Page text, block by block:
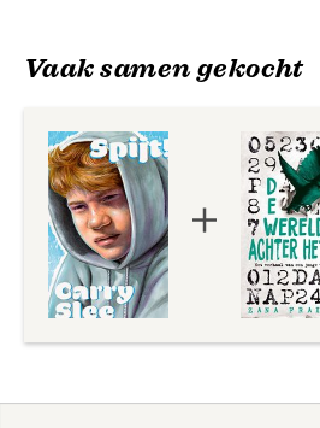
Vaak samen gekocht